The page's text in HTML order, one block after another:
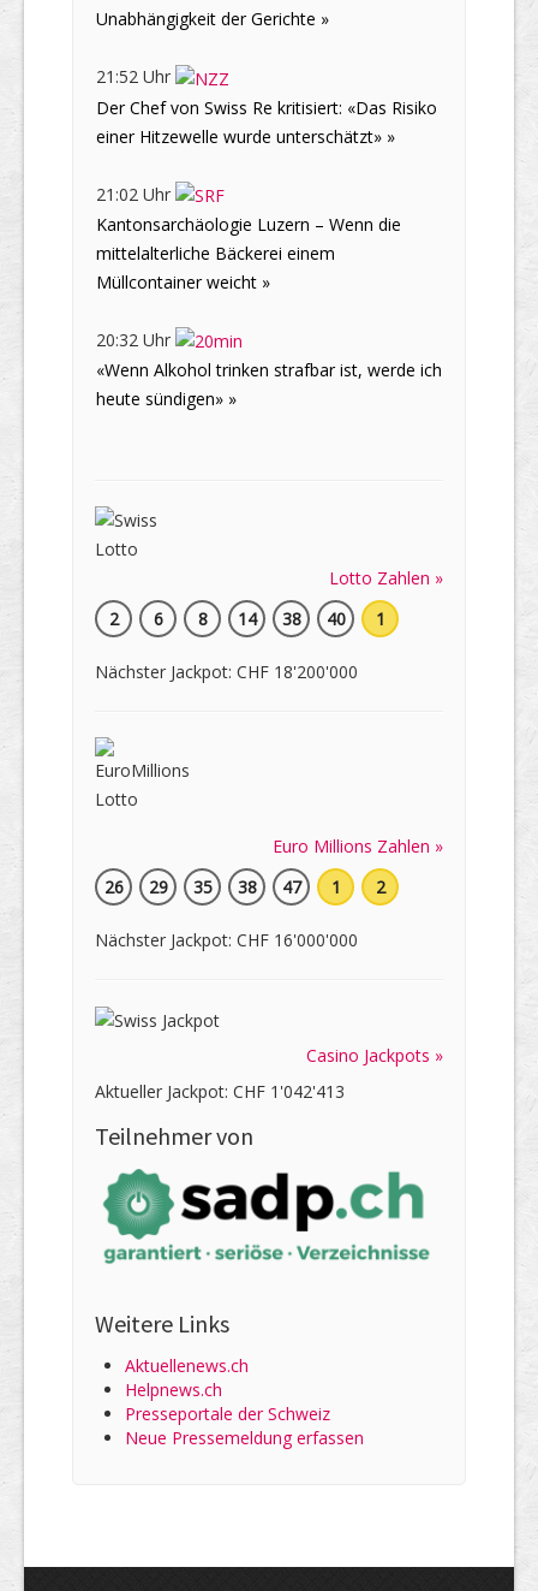
Unabhängigkeit der Gerichte »
21:52 Uhr
Der Chef von Swiss Re kritisiert: «Das Risiko
einer Hitzewelle wurde unterschätzt» »
21:02 Uhr
Kantonsarchäologie Luzern – Wenn die
mittelalterliche Bäckerei einem
Müllcontainer weicht »
20:32 Uhr
«Wenn Alkohol trinken strafbar ist, werde ich
heute sündigen» »
Lotto Zahlen »
2
6 8 14 38 40 1
Nächster Jackpot: CHF 18'200'000
Euro Millions Zahlen »
26
29 35 38 47 1 2
Nächster Jackpot: CHF 16'000'000
Casino Jackpots »
Aktueller Jackpot: CHF 1'042'413
Teilnehmer von
Weitere Links
Aktuellenews.ch
Helpnews.ch
Presseportale der Schweiz
Neue Pressemeldung erfassen